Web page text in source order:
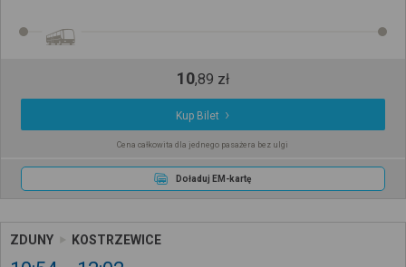
10,89 zł
Kup Bilet
Cena całkowita dla jednego pasażera bez ulgi
Doładuj EM-kartę
ZDUNY KOSTRZEWICE